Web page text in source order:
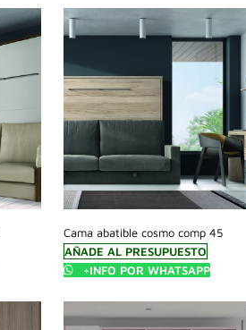
Cama abatible cosmo comp 45
AÑADE AL PRESUPUESTO
+INFO POR WHATSAPP